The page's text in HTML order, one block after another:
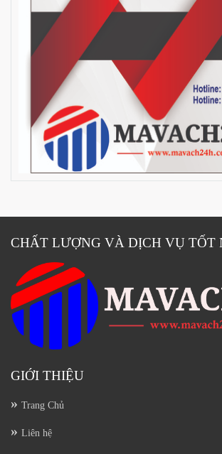
CHẤT LƯỢNG VÀ DỊCH VỤ TỐT
GIỚI THIỆU
Trang Chủ
Liên hệ